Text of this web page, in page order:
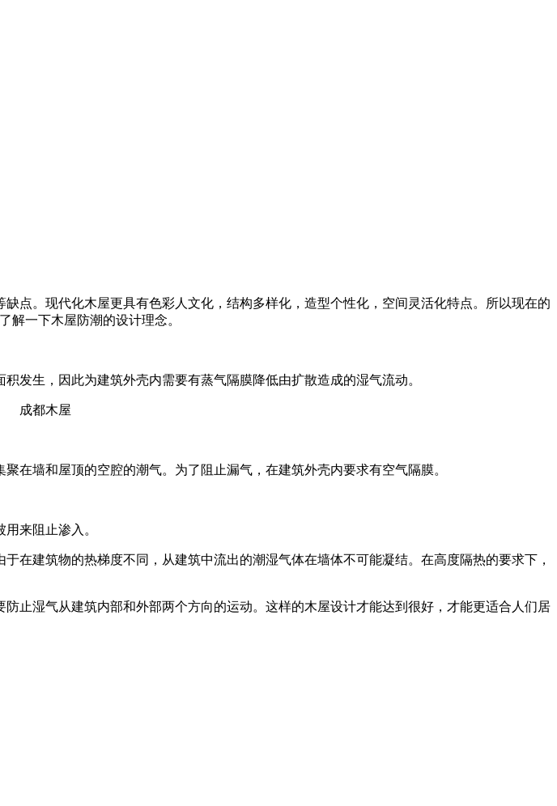
点。现代化木屋更具有色彩人文化，结构多样化，造型个性化，空间灵活化特点。所以现在的
解一下木屋防潮的设计理念。
发生，因此为建筑外壳内需要有蒸气隔膜降低由扩散造成的湿气流动。
在墙和屋顶的空腔的潮气。为了阻止漏气，在建筑外壳内要求有空气隔膜。
来阻止渗入。
在建筑物的热梯度不同，从建筑中流出的潮湿气体在墙体不可能凝结。在高度隔热的要求下，
止湿气从建筑内部和外部两个方向的运动。这样的木屋设计才能达到很好，才能更适合人们居